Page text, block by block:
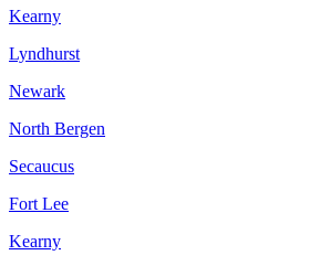
Kearny
Lyndhurst
Newark
North Bergen
Secaucus
Fort Lee
Kearny